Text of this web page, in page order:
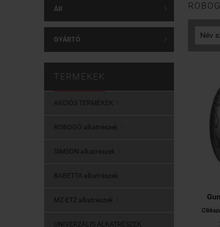
ÁR 
GYÁRTÓ 
TERMÉKEK
AKCIÓS TERMÉKEK
ROBOGÓ alkatrészek
SIMSON alkatrészek
BABETTA alkatrészek
MZ-ETZ alkatrészek
UNIVERZÁLIS ALKATRÉSZEK